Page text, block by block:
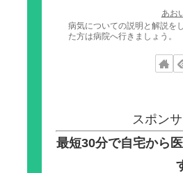
あお
病気についての説明と解説を
た方は病院へ行きましょう。
スポン
最短30分で自宅から